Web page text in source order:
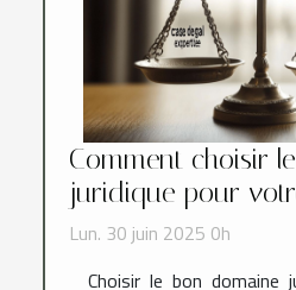
Comment choisir
juridique pour
Lun. 30 juin 2025 0h
Choisir le bon domaine